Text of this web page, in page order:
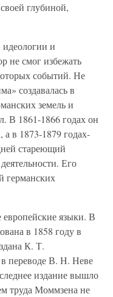
глубиной,
и
не смог избежать
событий. Не
создавалась в
земель и
В 1861-1866 годах он
а в 1873-1879 годах-
стареющий
Его
германских
европейские языки. В
в 1858 году в
К. Т.
переводе В. Н. Неве
издание вышло
труда Моммзена не